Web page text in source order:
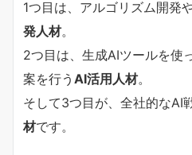
1つ目は、アルゴリズム開発
発人材。
2つ目は、生成AIツールを使
案を行う AI活用人材。
そして3つ目が、全社的なAI
材です。